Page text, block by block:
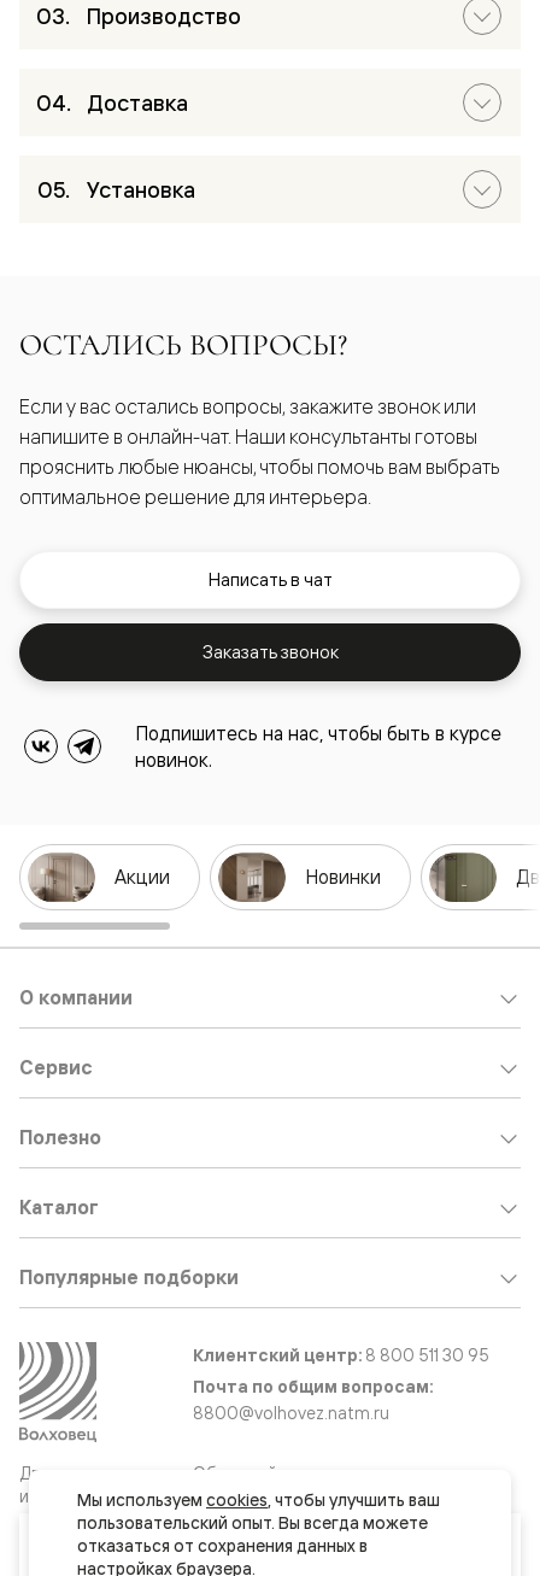
Ваш город
Москва и МО
Производство
Доставка
Установка
ОСТАЛИСЬ ВОПРОСЫ?
Если у вас остались вопросы, закажите звонок или
напишите в онлайн-чат. Наши консультанты готовы
прояснить любые нюансы, чтобы помочь вам выбрать
оптимальное решение для интерьера.
Написать в чат
Заказать звонок
Подпишитесь на нас, чтобы быть в курсе
новинок.
Акции Новинки
Двери
и интерьерные
решения
О компании
Сервис
Полезно
Каталог
Популярные подборки
Клиентский центр: 8 800 511 30 95
Почта по общим вопросам:
8800@volhovez.natm.ru
Обратный звонок
Мы используем cookies, чтобы улучшить ваш
пользовательский опыт. Вы всегда можете
отказаться от сохранения данных в